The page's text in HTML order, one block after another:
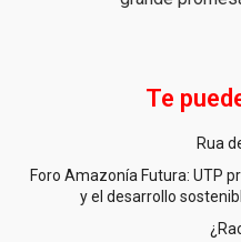
Te
Rua
Foro Amazonía Futura: UTP
y el desarrollo